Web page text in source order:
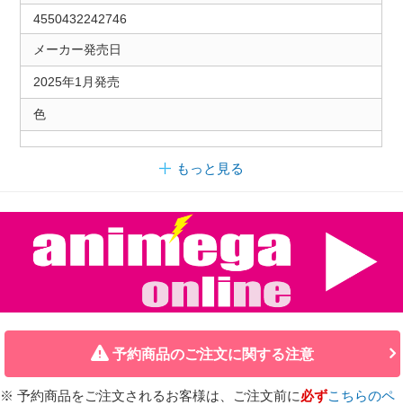
4550432242746
メーカー発売日
2025年1月発売
色
もっと見る
予約商品のご注文に関する注意
※ 予約商品をご注文されるお客様は、ご注文前に必ずこちらのペ